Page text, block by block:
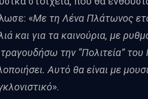
«Με τη Λένα Πλάτωνος
και για τα καινούρια, με
την “Πολιτεία” του
Αυτό θα είναι με
».